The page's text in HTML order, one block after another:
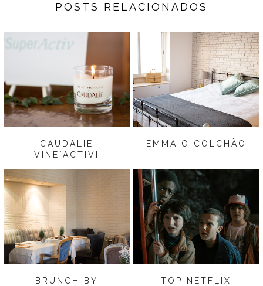
POSTS RELACIONADOS
CAUDALIE
VINE[ACTIV]
EMMA O COLCHÃO
BRUNCH BY
TOP NETFLIX